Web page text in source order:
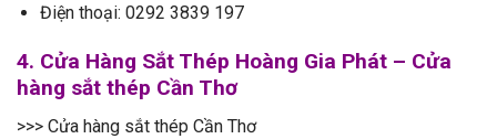
Điện thoại: 0292 3839 197
4. Cửa Hàng Sắt Thép Hoàng Gia Phát – Cửa
hàng sắt thép Cần Thơ
>>> Cửa hàng sắt thép Cần Thơ